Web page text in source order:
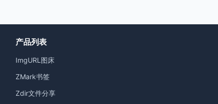
产品列表
ImgURL图床
ZMark书签
Zdir文件分享